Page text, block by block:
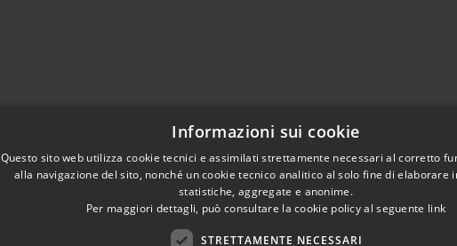
Informazioni sui cookie
Questo sito web utilizza cookie tecnici e assimilati strettamente necessari al corretto
alla navigazione del sito, nonché un cookie tecnico analitico al solo fine di elaborare
statistiche, aggregate e anonime.
Per maggiori dettagli, può consultare la cookie policy al seguente link
STRETTAMENTE NECESSARI